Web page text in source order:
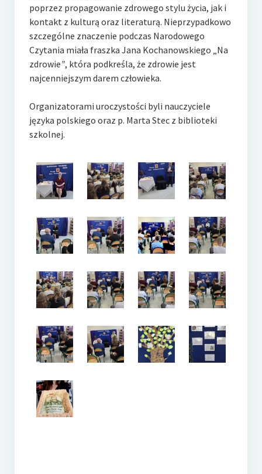
poprzez propagowanie zdrowego stylu życia, jak i
kontakt z kulturą oraz literaturą. Nieprzypadkowo
szczególne znaczenie podczas Narodowego
Czytania miała fraszka Jana Kochanowskiego „Na
zdrowie”, która podkreśla, że zdrowie jest
najcenniejszym darem człowieka.
Organizatorami uroczystości byli nauczyciele
języka polskiego oraz p. Marta Stec z biblioteki
szkolnej.